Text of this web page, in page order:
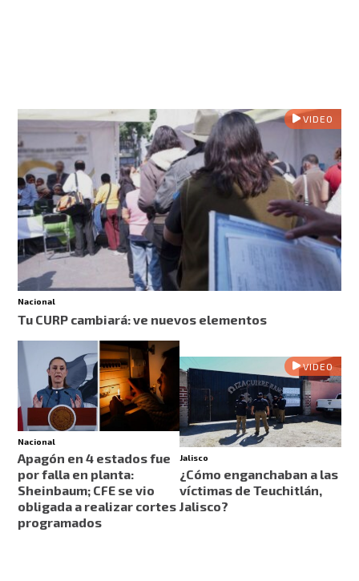
VIDEO
Nacional
Tu CURP cambiará: ve nuevos elementos
Nacional
Apagón en 4 estados fue
por falla en planta:
Sheinbaum; CFE se vio
obligada a realizar cortes
programados
VIDEO
Jalisco
¿Cómo enganchaban a las
víctimas de Teuchitlán,
Jalisco?